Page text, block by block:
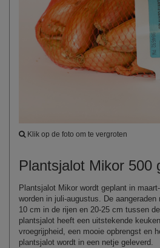
Klik op de foto om te vergroten
Plantsjalot Mikor 500
Plantsjalot Mikor wordt geplant in
worden in juli-augustus. De
10 cm in de rijen en 20-25 cm tussen
plantsjalot heeft een uitstekende
vroegrijpheid, een mooie opbrengst en
plantsjalot wordt in een netje geleverd.